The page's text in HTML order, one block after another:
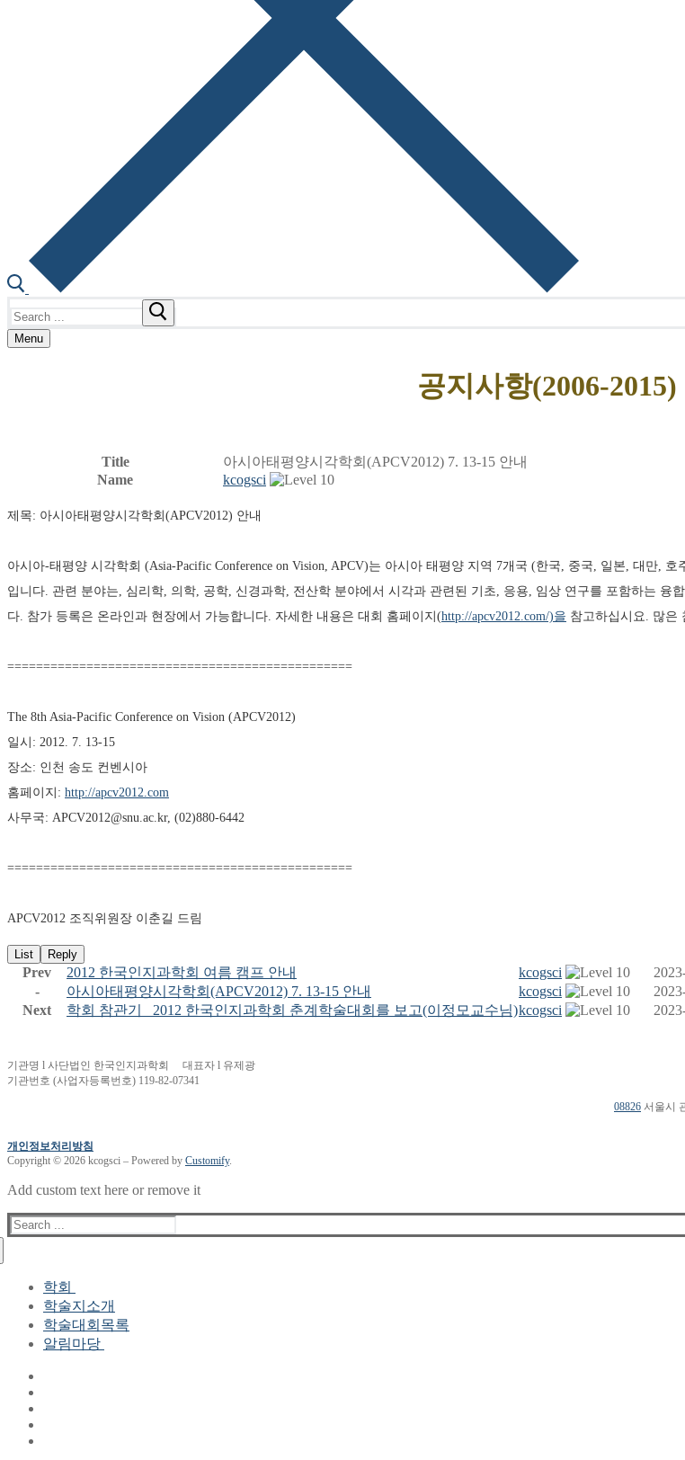
for:
Menu
공지사항(2006-2015)
Title 아시아태평양시각학회(APCV2012) 7. 13-15 안내
Name
kcogsci
제목: 아시아태평양시각학회(APCV2012) 안내
아시아-태평양 시각학회 (Asia-Pacific Conference on Vision, APCV)는 아시아 태평양 지역 7개국 (한국, 중국, 일본, 대만,
입니다. 관련 분야는, 심리학, 의학, 공학, 신경과학, 전산학 분야에서 시각과 관련된 기초, 응용, 임상 연구를 포함하는 융
다. 참가 등록은 온라인과 현장에서 가능합니다. 자세한 내용은 대회 홈페이지(http://apcv2012.com/)을 참고하십시요. 많은
================================================
The 8th Asia-Pacific Conference on Vision (APCV2012)
일시: 2012. 7. 13-15
장소: 인천 송도 컨벤시아
홈페이지: http://apcv2012.com
사무국: APCV2012@snu.ac.kr, (02)880-6442
================================================
APCV2012 조직위원장 이춘길 드림
List Reply
Prev 2012 한국인지과학회 여름 캠프 안내 kcogsci
-
아시아태평양시각학회(APCV2012) 7. 13-15 안내 kcogsci
Next
학회 참관기_ 2012 한국인지과학회 춘계학술대회를 보고(이정모교수님)kcogsci
기관명 l 사단법인 한국인지과학회 대표자 l 유제광
기관번호 (사업자등록번호) 119-82-07341
08826 서울시
개인정보처리방침
Copyright © 2026 kcogsci – Powered by Customify.
Add custom text here or remove it
Search
for:
학회
학회장 인사말
현 임원진
역대 임원진
학술지소개
학술대회목록
알림마당